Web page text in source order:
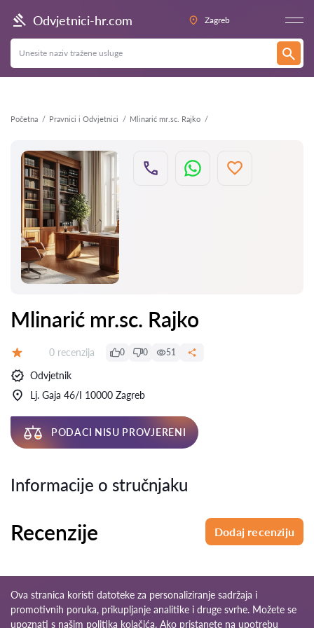
Odvjetnici-hr.com Zagreb
Početna Pravnici i Odvjetnici Mlinarić mr.sc. Rajko
Natrag
Mlinarić mr.sc. Rajko
Recenzija:
0 recenzija 0 0 51
Odvjetnik
Lj. Gaja 46/I 10000 Zagreb
PODACI NISU PROVJERENI
Informacije o stručnjaku
Recenzije Dodaj recenziju
Ova stranica koristi datoteke za personaliziranje sadržaja i
promotivnih poruka, prikupljanje analitike i druge svrhe. Možete se
upoznati s našim politika kolačića. Ako pristanete na upotrebu